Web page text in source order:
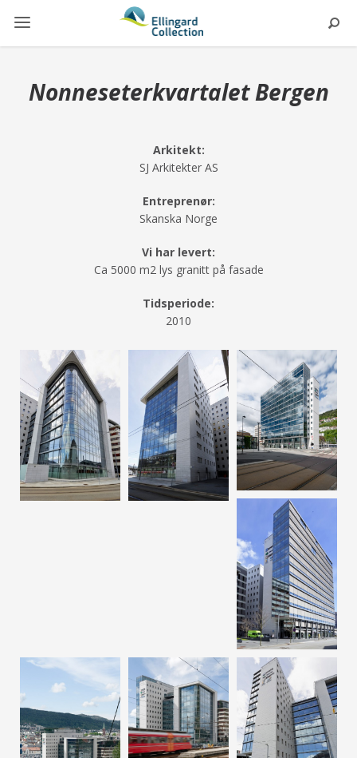
Nonneseterkvartalet Bergen
Arkitekt:
SJ Arkitekter AS
Entreprenør:
Skanska Norge
Vi har levert:
Ca 5000 m2 lys granitt på fasade
Tidsperiode:
2010